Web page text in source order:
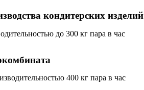
кондитерских изделий